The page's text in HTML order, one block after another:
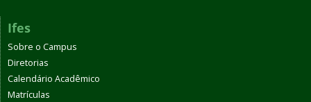
Ifes
Sobre o Campus
Diretorias
Calendário Acadêmico
Matrículas